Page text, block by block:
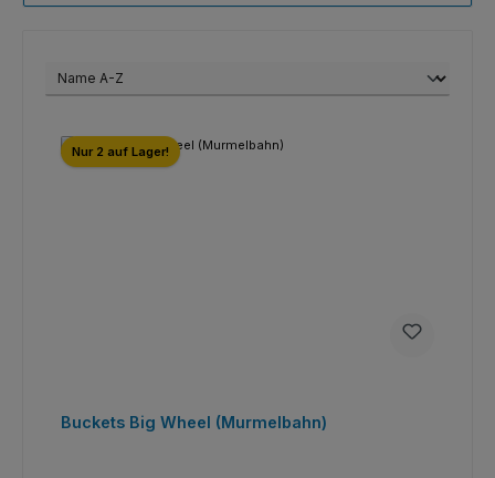
Nur 2 auf Lager!
Buckets Big Wheel (Murmelbahn)